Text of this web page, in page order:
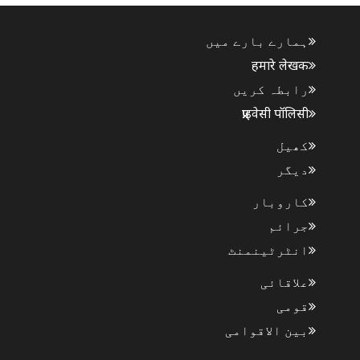
ہمارے بارے میں
हमारे लेखक
رابطہ کریں
प्राइवेसी पॉलिसी
کھیل
دیگر
کاروبار
جرائم
انٹرٹینمنٹ
علاقائی
قومی
بین الاقوامی